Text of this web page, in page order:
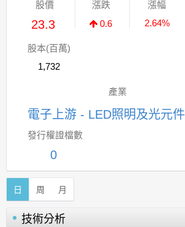
股價
23.3
漲跌
0.6
漲幅
2.64%
股本(百萬)
1,732
產業
電子上游 - LED照明及光元件
發行權證檔數
0
日 周 月
技術分析